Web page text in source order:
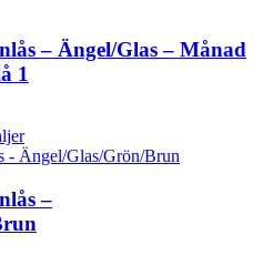
– Ängel/Glas – Månad
1
–